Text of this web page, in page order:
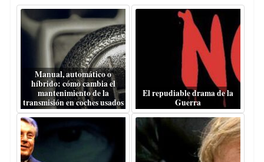
Manual, automático o
híbrido: cómo cambia el
mantenimiento de la
transmisión en coches usados
El repudiable drama de la
Guerra